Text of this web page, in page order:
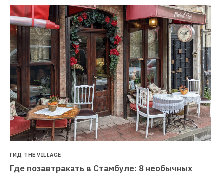
ГИД THE VILLAGE
Где позавтракать в Стамбуле: 8 необычных